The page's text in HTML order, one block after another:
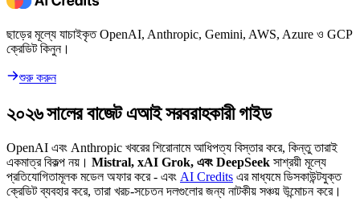
ছাড়ের মূল্যে যাচাইকৃত OpenAI, Anthropic, Gemini, AWS, Azure ও GCP
ক্রেডিট কিনুন।
শুরু করুন
২০২৬ সালের বাজেট এআই সরবরাহকারী গাইড
OpenAI এবং Anthropic খবরের শিরোনামে আধিপত্য বিস্তার করে, কিন্তু তারাই
একমাত্র বিকল্প নয়। Mistral, xAI Grok, এবং DeepSeek সাশ্রয়ী মূল্যে
প্রতিযোগিতামূলক মডেল অফার করে - এবং AI Credits এর মাধ্যমে ডিসকাউন্টযুক্ত
ক্রেডিট ব্যবহার করে, তারা খরচ-সচেতন দলগুলোর জন্য নাটকীয় সঞ্চয় উন্মোচন করে।